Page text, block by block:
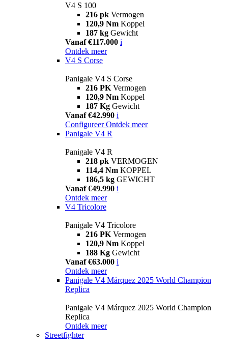
V4 S 100
216 pk Vermogen
120,9 Nm Koppel
187 kg Gewicht
Vanaf €117.000 i
Ontdek meer
V4 S Corse
Panigale V4 S Corse
216 PK Vermogen
120,9 Nm Koppel
187 Kg Gewicht
Vanaf €42.990 i
Configureer Ontdek meer
Panigale V4 R
Panigale V4 R
218 pk VERMOGEN
114,4 Nm KOPPEL
186,5 kg GEWICHT
Vanaf €49.990 i
Ontdek meer
V4 Tricolore
Panigale V4 Tricolore
216 PK Vermogen
120,9 Nm Koppel
188 Kg Gewicht
Vanaf €63.000 i
Ontdek meer
Panigale V4 Márquez 2025 World Champion
Replica
Panigale V4 Márquez 2025 World Champion
Replica
Ontdek meer
Streetfighter